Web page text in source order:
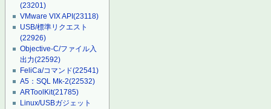
(23201)
VMware VIX API(23118)
USB/標準リクエスト
(22926)
Objective-C/ファイル入
出力(22592)
FeliCa/コマンド(22541)
A5：SQL Mk-2(22532)
ARToolKit(21785)
Linux/USBガジェット